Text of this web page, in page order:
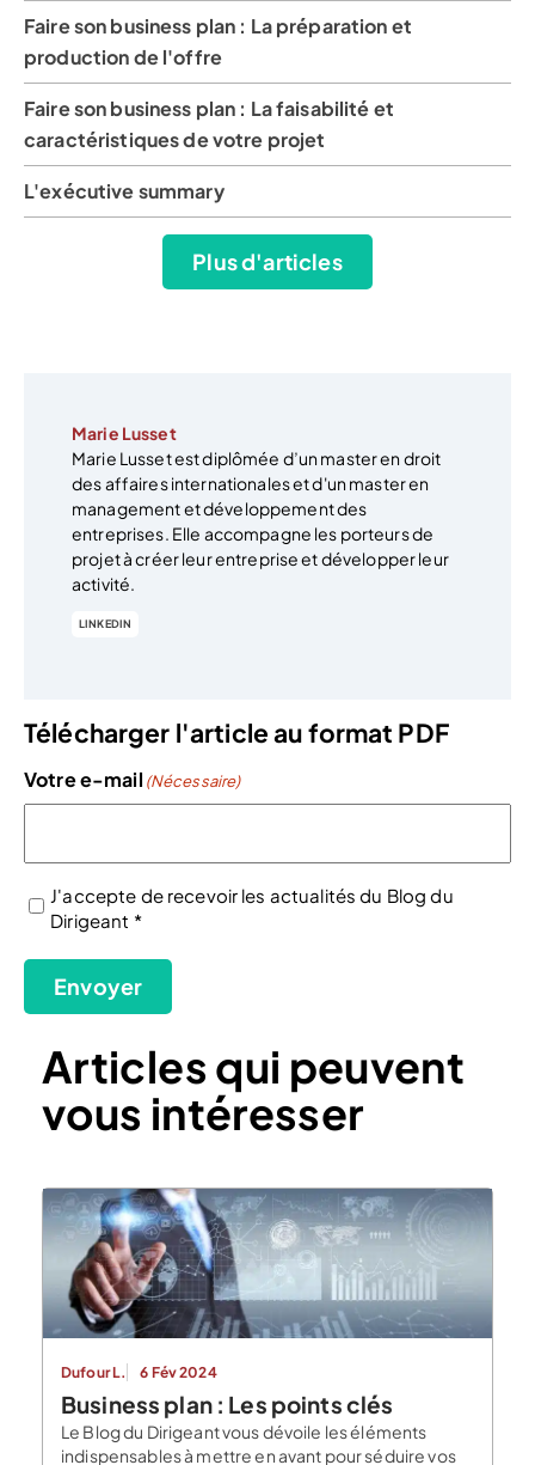
Faire son business plan : La préparation et
production de l'offre
Faire son business plan : La faisabilité et
caractéristiques de votre projet
L'exécutive summary
Plus d'articles
Marie Lusset
Marie Lusset est diplômée d’un master en droit
des affaires internationales et d'un master en
management et développement des
entreprises. Elle accompagne les porteurs de
projet à créer leur entreprise et développer leur
activité.
LINKEDIN
Télécharger l'article au format PDF
Votre e-mail (Nécessaire)
(Nécessaire)
J'accepte de recevoir les actualités du Blog du
Dirigeant *
Envoyer
Articles qui peuvent
vous intéresser
Dufour L. 6 Fév 2024
Business plan : Les points clés
Le Blog du Dirigeant vous dévoile les éléments
indispensables à mettre en avant pour séduire vos